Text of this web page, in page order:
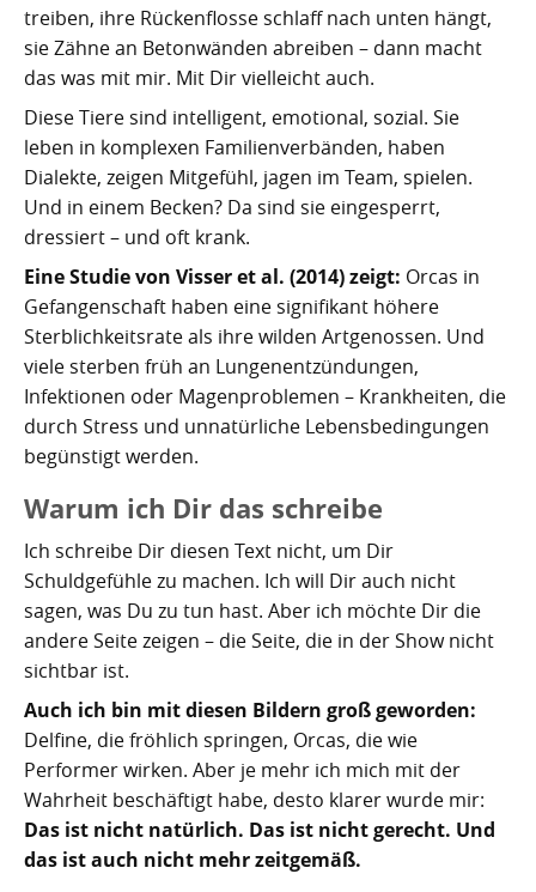
treiben, ihre Rückenflosse schlaff nach unten hängt,
sie Zähne an Betonwänden abreiben – dann macht
das was mit mir. Mit Dir vielleicht auch.
Diese Tiere sind intelligent, emotional, sozial. Sie
leben in komplexen Familienverbänden, haben
Dialekte, zeigen Mitgefühl, jagen im Team, spielen.
Und in einem Becken? Da sind sie eingesperrt,
dressiert – und oft krank.
Eine Studie von Visser et al. (2014) zeigt: Orcas in
Gefangenschaft haben eine signifikant höhere
Sterblichkeitsrate als ihre wilden Artgenossen. Und
viele sterben früh an Lungenentzündungen,
Infektionen oder Magenproblemen – Krankheiten, die
durch Stress und unnatürliche Lebensbedingungen
begünstigt werden.
Warum ich Dir das schreibe
Ich schreibe Dir diesen Text nicht, um Dir
Schuldgefühle zu machen. Ich will Dir auch nicht
sagen, was Du zu tun hast. Aber ich möchte Dir die
andere Seite zeigen – die Seite, die in der Show nicht
sichtbar ist.
Auch ich bin mit diesen Bildern groß geworden:
Delfine, die fröhlich springen, Orcas, die wie
Performer wirken. Aber je mehr ich mich mit der
Wahrheit beschäftigt habe, desto klarer wurde mir:
Das ist nicht natürlich. Das ist nicht gerecht. Und
das ist auch nicht mehr zeitgemäß.